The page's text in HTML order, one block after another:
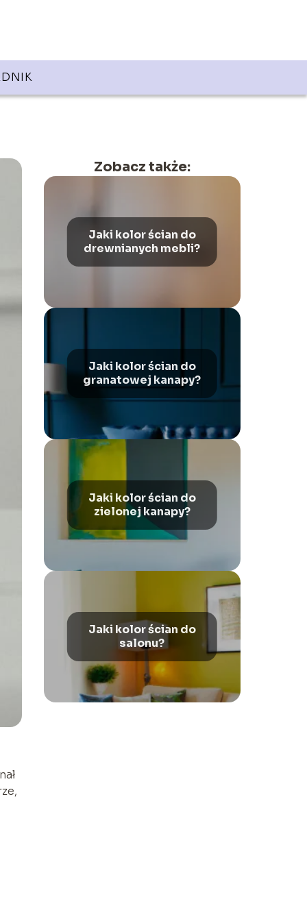
Zobacz także:
Jaki kolor ścian do
drewnianych mebli?
Jaki kolor ścian do
granatowej kanapy?
Jaki kolor ścian do
zielonej kanapy?
Jaki kolor ścian do
salonu?